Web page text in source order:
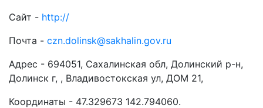
Сайт - http://
Почта - czn.dolinsk@sakhalin.gov.ru
Адрес - 694051, Сахалинская обл, Долинский р-н,
Долинск г, , Владивостокская ул, ДОМ 21,
Координаты - 47.329673 142.794060.